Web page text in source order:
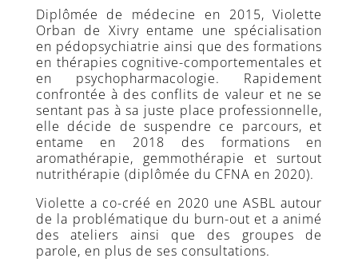
Contact
Nous
appeler
Inscription
Newsletter
Diplômée de médecine en 2015, Violette
Orban de Xivry entame une spécialisation
en pédopsychiatrie ainsi que des formations
en thérapies cognitive-comportementales et
en psychopharmacologie. Rapidement
confrontée à des conflits de valeur et ne se
sentant pas à sa juste place professionnelle,
elle décide de suspendre ce parcours, et
entame en 2018 des formations en
aromathérapie, gemmothérapie et surtout
nutrithérapie (diplômée du CFNA en 2020).
Violette a co-créé en 2020 une ASBL autour
de la problématique du burn-out et a animé
des ateliers ainsi que des groupes de
parole, en plus de ses consultations.